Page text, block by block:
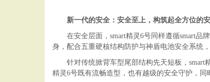
新一代的安全：安全至上，构筑起全方位的
在安全层面，smart精灵6号同样遵循smart
身，配合五重硬核结构防护与神盾电池安全系统
针对传统掀背车型尾部结构先天短板，smart
精灵6号既有流畅造型，也有越级的安全守护，同